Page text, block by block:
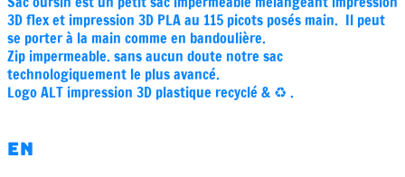
3D flex et impression 3D PLA au 115 picots posés main. Il peut
se porter à la main comme en bandoulière.
Zip impermeable. sans aucun doute notre sac
technologiquement le plus avancé.
Logo ALT impression 3D plastique recyclé & ♻️ .
EN